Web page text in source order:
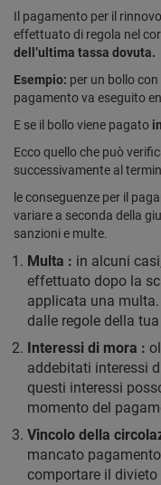
Il pagamento per il
effettuato di regola nel
dell’ultima tassa dovuta.
Esempio: per un bollo
pagamento va eseguito
E se il bollo viene pagato
Ecco quello che può
successivamente al
le conseguenze per il
variare a seconda della
sanzioni e multe.
Multa : in alcuni
effettuato dopo la
applicata una
dalle regole della
Interessi di mora :
addebitati interessi
questi interessi
momento del
Vincolo della
mancato
comportare il